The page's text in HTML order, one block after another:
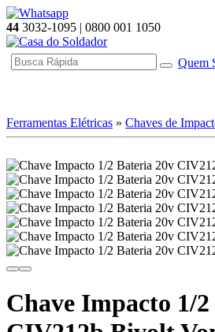
44 3032-1095 | 0800 001 1050
Quem
Ferramentas Elétricas » Chaves de
Chave Impacto 1/